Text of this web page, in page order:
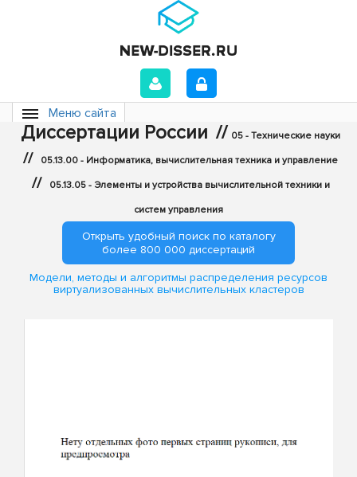
Меню сайта
Диссертации России // 05 - Технические науки
// 05.13.00 - Информатика, вычислительная техника и управление
// 05.13.05 - Элементы и устройства вычислительной техники и
систем управления
Открыть удобный поиск по каталогу
более 800 000 диссертаций
Модели, методы и алгоритмы распределения ресурсов
виртуализованных вычислительных кластеров